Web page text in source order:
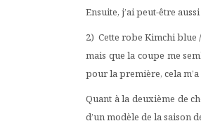
Ensuite, j’ai peut-être
2) Cette robe Kimchi blue
mais que la coupe me
pour la première, cela
Quant à la deuxième de
d’un modèle de la saison